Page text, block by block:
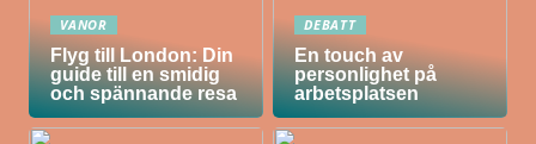
VANOR
Flyg till London: Din
guide till en smidig
och spännande resa
DEBATT
En touch av
personlighet på
arbetsplatsen